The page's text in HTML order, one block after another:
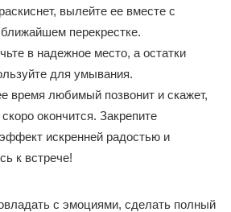
вылейте ее вместе с
перекрестке.
в надежное место, а остатки
для умывания.
время любимый позвонит и скажет,
окончится. Закрепите
искренней радостью и
к встрече!
с эмоциями, сделать полный